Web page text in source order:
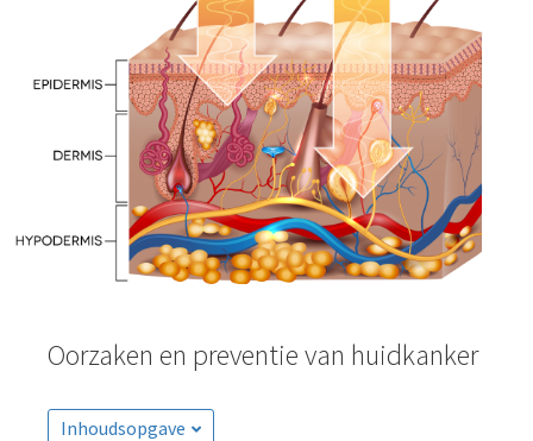
Oorzaken en preventie van huidkanker
Inhoudsopgave